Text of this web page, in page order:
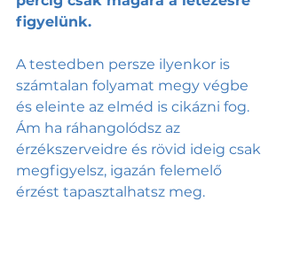
figyelünk.
A testedben persze ilyenkor is
számtalan folyamat megy végbe
és eleinte az elméd is cikázni fog.
Ám ha ráhangolódsz az
érzékszerveidre és rövid ideig csak
megfigyelsz, igazán felemelő
érzést tapasztalhatsz meg.